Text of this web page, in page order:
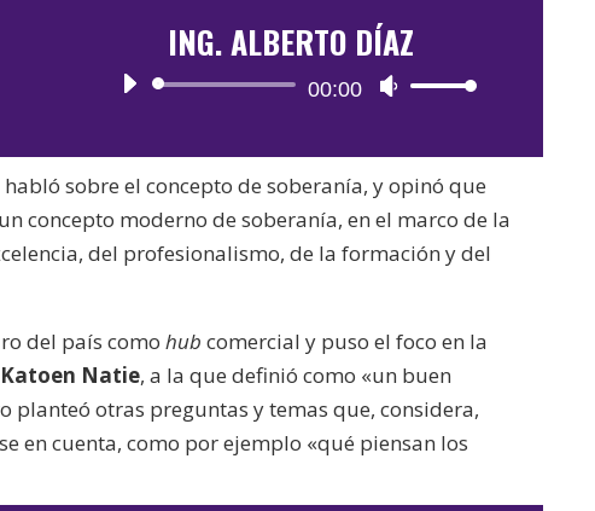
ING. ALBERTO DÍAZ
Reproductor
audio
00:00
Utiliza
teclas
de
flecha
arriba/abajo
sobre el concepto de soberanía, y opinó que
concepto moderno de soberanía, en el marco de la
del profesionalismo, de la formación y del
del país comohub comercial y puso el foco en la
Katoen Natie, a la que definió como «un buen
planteó otras preguntas y temas que, considera,
en cuenta, como por ejemplo «qué piensan los